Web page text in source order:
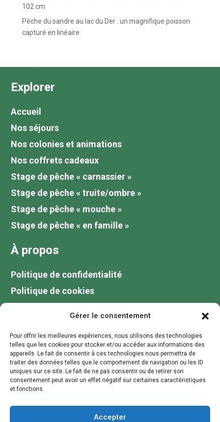
Gérer le consentement
Pour offrir les meilleures expériences, nous utilisons des technologies
telles que les cookies pour stocker et/ou accéder aux informations des
appareils. Le fait de consentir à ces technologies nous permettra de
traiter des données telles que le comportement de navigation ou les ID
uniques sur ce site. Le fait de ne pas consentir ou de retirer son
consentement peut avoir un effet négatif sur certaines caractéristiques
et fonctions.
Accepter
102 cm
Pêche du sandre au lac du Der : un magnifique poisson
capturé en linéaire
Explorer
Accueil
Nos séjours
Nos colonies et animations
Nos coffrets cadeaux
Stage de pêche « carnassier »
Stage de pêche « truite/ombre »
Stage de pêche « mouche »
Stage de pêche « en famille »
À propos
Politique de confidentialité
Politique de cookies
Blog
Votre guide de pêche au lac du Der
Contactez moi
contact@stagepechechampagne.fr